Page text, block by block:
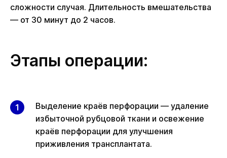
сложности случая. Длительность вмешательства
— от 30 минут до 2 часов.
Этапы операции:
Выделение краёв перфорации — удаление
избыточной рубцовой ткани и освежение
краёв перфорации для улучшения
приживления трансплантата.